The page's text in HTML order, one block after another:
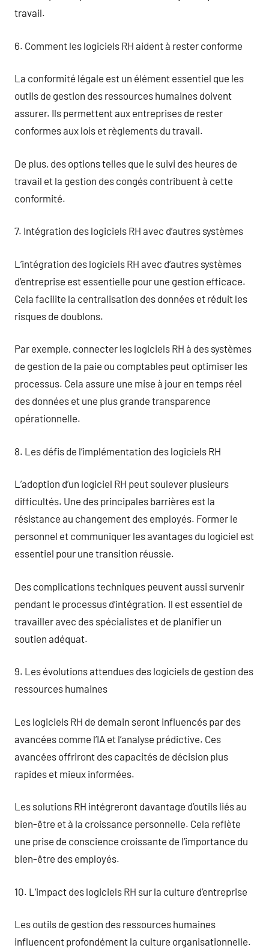
travail.
6. Comment les logiciels RH aident à rester conforme
La conformité légale est un élément essentiel que les
outils de gestion des ressources humaines doivent
assurer. Ils permettent aux entreprises de rester
conformes aux lois et règlements du travail.
De plus, des options telles que le suivi des heures de
travail et la gestion des congés contribuent à cette
conformité.
7. Intégration des logiciels RH avec d’autres systèmes
L’intégration des logiciels RH avec d’autres systèmes
d’entreprise est essentielle pour une gestion efficace.
Cela facilite la centralisation des données et réduit les
risques de doublons.
Par exemple, connecter les logiciels RH à des systèmes
de gestion de la paie ou comptables peut optimiser les
processus. Cela assure une mise à jour en temps réel
des données et une plus grande transparence
opérationnelle.
8. Les défis de l’implémentation des logiciels RH
L’adoption d’un logiciel RH peut soulever plusieurs
difficultés. Une des principales barrières est la
résistance au changement des employés. Former le
personnel et communiquer les avantages du logiciel est
essentiel pour une transition réussie.
Des complications techniques peuvent aussi survenir
pendant le processus d’intégration. Il est essentiel de
travailler avec des spécialistes et de planifier un
soutien adéquat.
9. Les évolutions attendues des logiciels de gestion des
ressources humaines
Les logiciels RH de demain seront influencés par des
avancées comme l’IA et l’analyse prédictive. Ces
avancées offriront des capacités de décision plus
rapides et mieux informées.
Les solutions RH intégreront davantage d’outils liés au
bien-être et à la croissance personnelle. Cela reflète
une prise de conscience croissante de l’importance du
bien-être des employés.
10. L’impact des logiciels RH sur la culture d’entreprise
Les outils de gestion des ressources humaines
influencent profondément la culture organisationnelle.